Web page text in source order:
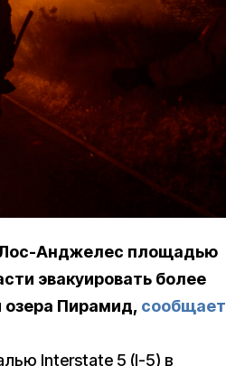
Лос-Анджелес площадью
эвакуировать более
озера Пирамид, сообщает
Interstate 5 (I-5) в